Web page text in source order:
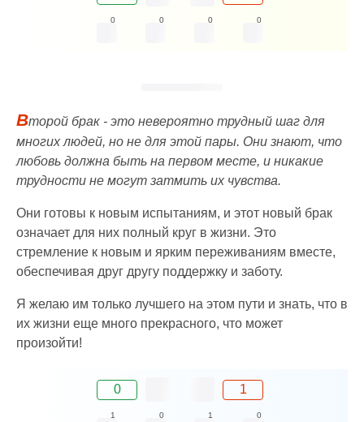
0 0 0 0
Второй брак - это невероятно трудный шаг для
многих людей, но не для этой пары. Они знают, что
любовь должна быть на первом месте, и никакие
трудности не могут затмить их чувства.
Они готовы к новым испытаниям, и этот новый брак
означает для них полный круг в жизни. Это
стремление к новым и ярким переживаниям вместе,
обеспечивая друг другу поддержку и заботу.
Я желаю им только лучшего на этом пути и знать, что в
их жизни еще много прекрасного, что может
произойти!
0 1
1 0 1 0